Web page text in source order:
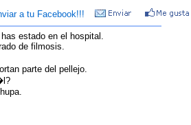
a tu Facebook!!!
estado en el hospital.
de filmosis.
parte del pellejo.